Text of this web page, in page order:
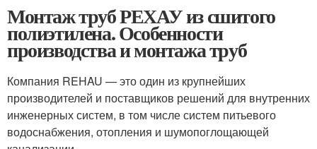
Монтаж труб РЕХАУ из сшитого
полиэтилена. Особенности
производства и монтажа труб
Компания REHAU — это один из крупнейших
производителей и поставщиков решений для внутренних
инженерных систем, в том числе систем питьевого
водоснабжения, отопления и шумопоглощающей